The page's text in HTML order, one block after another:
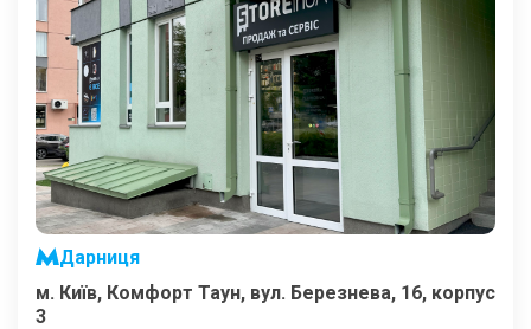
Дарниця
м. Київ, Комфорт Таун, вул. Березнева, 16, корпус
3